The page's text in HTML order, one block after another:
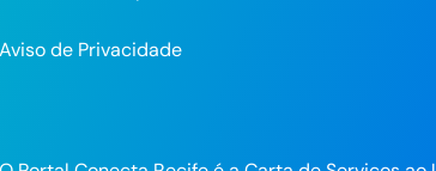
Aviso de Privacidade